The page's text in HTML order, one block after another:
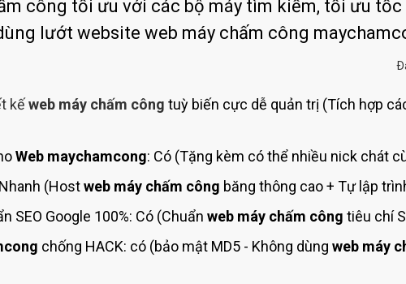
Bảng giá quảng cáo Facebook
Bảng giá SEO Website
công tối ưu với các bộ máy tìm kiếm, tối ưu tốc
lướt website web máy chấm công
kếweb máy chấm công tuỳ biến cực dễ quản trị (Tích hợp
Web maychamcong: Có (Tặng kèm có thể nhiều nick chát
(Hostweb máy chấm công băng thông cao + Tự lập
SEO Google 100%: Có (Chuẩn web máy chấm công tiêu chí
chống HACK: có (bảo mật MD5 - Không dùng web máy